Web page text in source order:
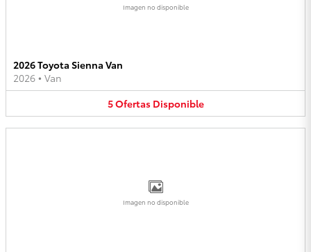
Imagen no disponible
2026 Toyota Sienna Van
2026 • Van
5Ofertas Disponible
Imagen no disponible